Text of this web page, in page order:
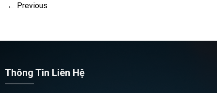
← Previous
Thông Tin Liên Hệ